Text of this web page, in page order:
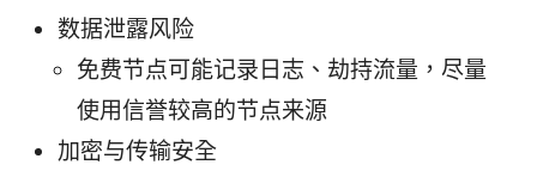
数据泄露风险
免费节点可能记录日志、劫持流量，尽量
使用信誉较高的节点来源
加密与传输安全